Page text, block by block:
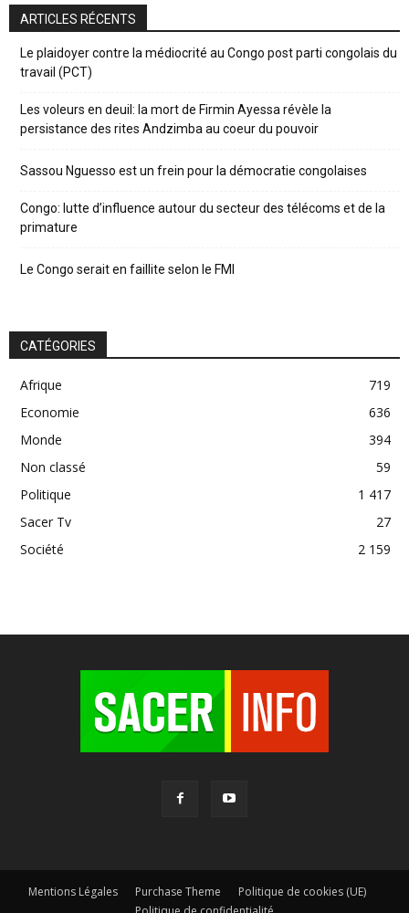
ARTICLES RÉCENTS
Le plaidoyer contre la médiocrité au Congo post parti congolais du
travail (PCT)
Les voleurs en deuil: la mort de Firmin Ayessa révèle la
persistance des rites Andzimba au coeur du pouvoir
Sassou Nguesso est un frein pour la démocratie congolaises
Congo: lutte d’influence autour du secteur des télécoms et de la
primature
Le Congo serait en faillite selon le FMI
CATÉGORIES
Afrique
719
Economie
636
Monde
394
Non classé
59
Politique
1 417
Sacer Tv
27
Société
2 159
Mentions Légales Purchase Theme
Politique de cookies (UE)